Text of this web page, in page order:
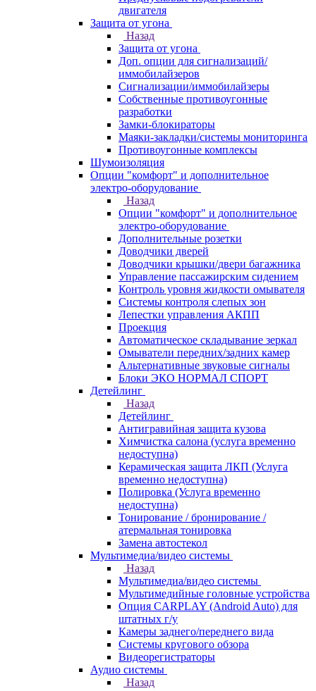
двигателя
Защита от угона
Назад
Защита от угона
Доп. опции для сигнализаций/
иммобилайзеров
Сигнализации/иммобилайзеры
Собственные противоугонные
разработки
Замки-блокираторы
Маяки-закладки/системы мониторинга
Противоугонные комплексы
Шумоизоляция
Опции "комфорт" и дополнительное
электро-оборудование
Назад
Опции "комфорт" и дополнительное
электро-оборудование
Дополнительные розетки
Доводчики дверей
Доводчики крышки/двери багажника
Управление пассажирским сидением
Контроль уровня жидкости омывателя
Системы контроля слепых зон
Лепестки управления АКПП
Проекция
Автоматическое складывание зеркал
Омыватели передних/задних камер
Альтернативные звуковые сигналы
Блоки ЭКО НОРМАЛ СПОРТ
Детейлинг
Назад
Детейлинг
Антигравийная защита кузова
Химчистка салона (услуга временно
недоступна)
Керамическая защита ЛКП (Услуга
временно недоступна)
Полировка (Услуга временно
недоступна)
Тонирование / бронирование /
атермальная тонировка
Замена автостекол
Мультимедиа/видео системы
Назад
Мультимедиа/видео системы
Мультимедийные головные устройства
Опция CARPLAY (Android Auto) для
штатных г/у
Камеры заднего/переднего вида
Системы кругового обзора
Видеорегистраторы
Аудио системы
Назад